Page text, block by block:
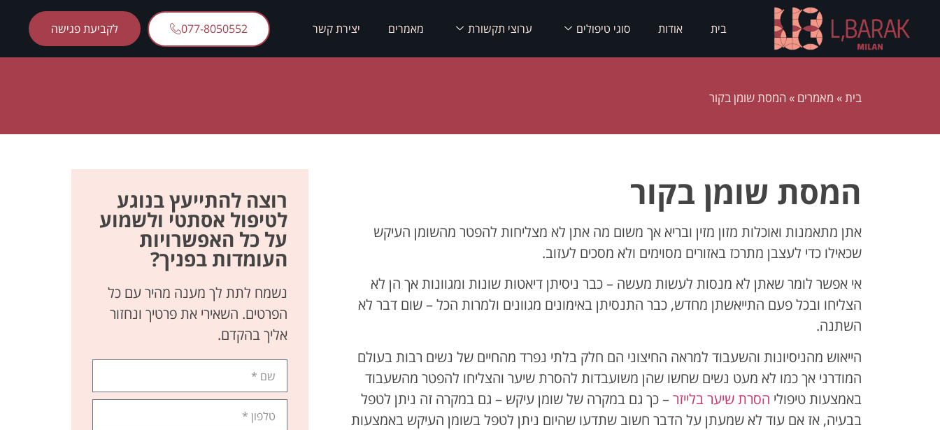
בית אודות סוגי טיפולים ערוצי תקשורת מאמרים יצירת קשר 077-8050552 לקביעת פגישה
בית» מאמרים »המסת שומן בקור
המסת שומן בקור
אתן מתאמנות ואוכלות מזון מזין ובריא אך משום מה אתן לא מצליחות להפטר מהשומן העיקש
שכאילו כדי לעצבן מתרכז באזורים מסוימים ולא מסכים לעזוב.
אי אפשר לומר שאתן לא מנסות לעשות מעשה – כבר ניסיתן דיאטות שונות ומגוונות אך הן לא
הצליחו ובכל פעם התייאשתן מחדש, כבר התנסיתן באימונים מגוונים ולמרות הכל – שום דבר לא
השתנה.
הייאוש מהניסיונות והשעבוד למראה החיצוני הם חלק בלתי נפרד מהחיים של נשים רבות בעולם
המודרני אך כמו לא מעט נשים שחשו שהן משועבדות להסרת שיער והצליחו להפטר מהשעבוד
באמצעות טיפולי הסרת שיער בלייזר– כך גם במקרה של שומן עיקש – גם במקרה זה ניתן לטפל
בבעיה, אז אם עוד לא שמעתן על הדבר חשוב שתדעו שהיום ניתן לטפל בשומן העיקש באמצעות
רוצה להתייעץ בנוגע
לטיפול אסתטי ולשמוע
על כל האפשרויות
העומדות בפניך?
נשמח לתת לך מענה מהיר עם כל
הפרטים. השאירי את פרטיך ונחזור
אליך בהקדם.